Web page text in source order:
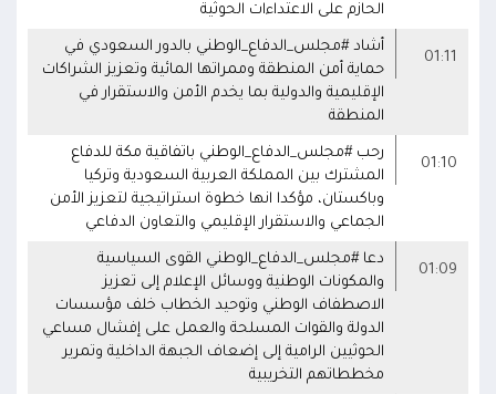
الحازم على الاعتداءات الحوثية
01:11
أشاد #مجلس_الدفاع_الوطني بالدور السعودي في
حماية أمن المنطقة وممراتها المائية وتعزيز الشراكات
الإقليمية والدولية بما يخدم الأمن والاستقرار في
المنطقة
01:10
رحب #مجلس_الدفاع_الوطني باتفاقية مكة للدفاع
المشترك بين المملكة العربية السعودية وتركيا
وباكستان، مؤكدا انها خطوة استراتيجية لتعزيز الأمن
الجماعي والاستقرار الإقليمي والتعاون الدفاعي
01:09
دعا #مجلس_الدفاع_الوطني القوى السياسية
والمكونات الوطنية ووسائل الإعلام إلى تعزيز
الاصطفاف الوطني وتوحيد الخطاب خلف مؤسسات
الدولة والقوات المسلحة والعمل على إفشال مساعي
الحوثيين الرامية إلى إضعاف الجبهة الداخلية وتمرير
مخططاتهم التخريبية